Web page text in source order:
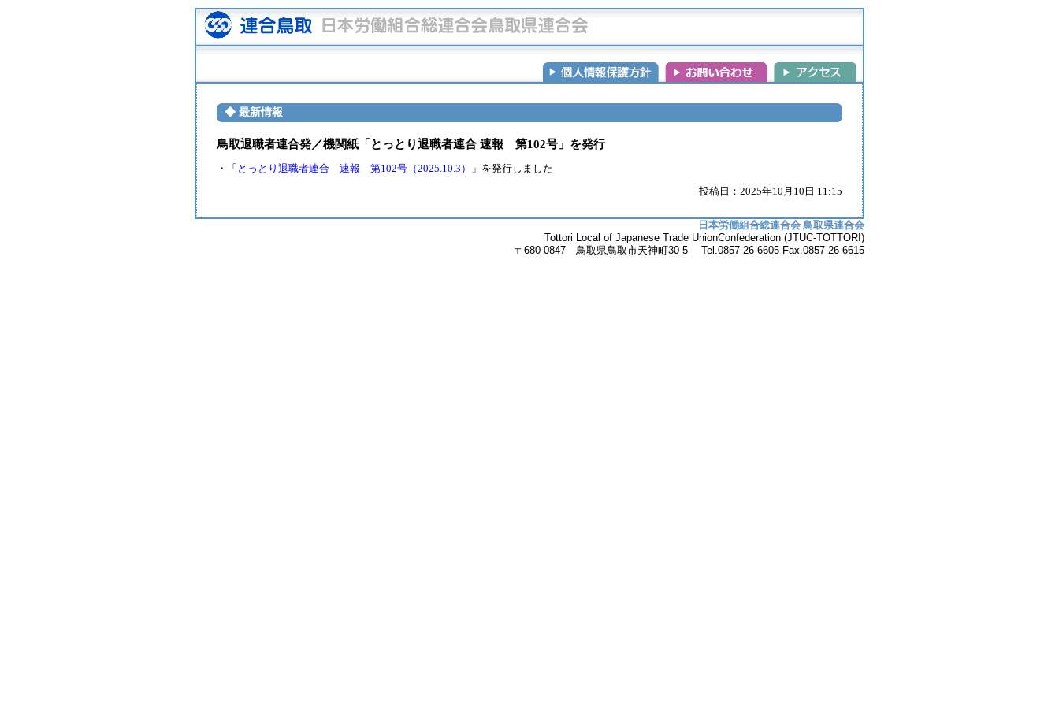
◆ 最新情報
鳥取退職者連合発／機関紙「とっとり退職者連合 速報 第102号」を発行
・「 とっとり退職者連合 速報 第102号（2025.10.3）
」を発行しました
投稿日：2025年10月10日 11:15
日本労働組合総連合会 鳥取県連合会
Tottori Local of Japanese Trade UnionConfederation (JTUC-TOTTORI)
〒680-0847 鳥取県鳥取市天神町30-5 Tel.0857-26-6605 Fax.0857-26-6615